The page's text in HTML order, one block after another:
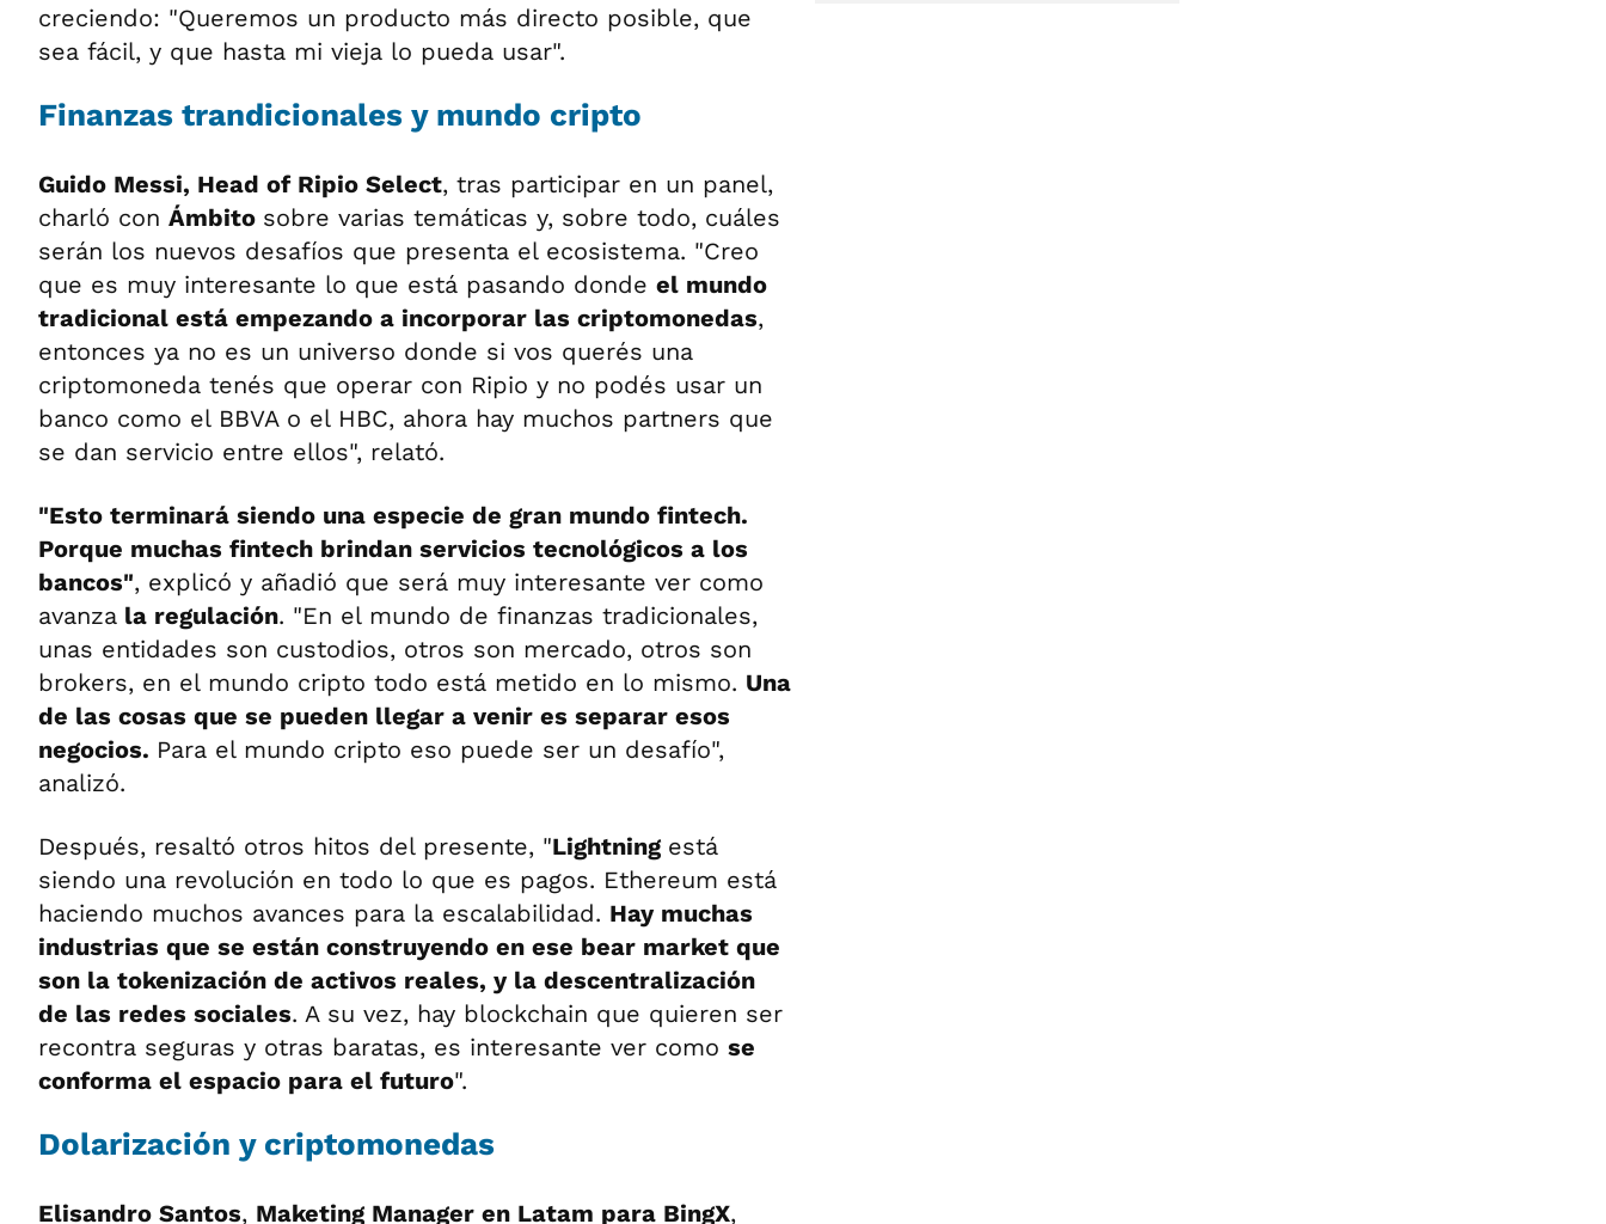
creciendo: "Queremos un producto más directo posible, que
sea fácil, y que hasta mi vieja lo pueda usar".
Finanzas trandicionales y mundo cripto
Guido Messi, Head of Ripio Select, tras participar en un panel,
charló con Ámbito sobre varias temáticas y, sobre todo, cuáles
serán los nuevos desafíos que presenta el ecosistema. "Creo
que es muy interesante lo que está pasando donde el mundo
tradicional está empezando a incorporar las criptomonedas,
entonces ya no es un universo donde si vos querés una
criptomoneda tenés que operar con Ripio y no podés usar un
banco como el BBVA o el HBC, ahora hay muchos partners que
se dan servicio entre ellos", relató.
"Esto terminará siendo una especie de gran mundo fintech.
Porque muchas fintech brindan servicios tecnológicos a los
bancos", explicó y añadió que será muy interesante ver como
avanza la regulación. "En el mundo de finanzas tradicionales,
unas entidades son custodios, otros son mercado, otros son
brokers, en el mundo cripto todo está metido en lo mismo. Una
de las cosas que se pueden llegar a venir es separar esos
negocios. Para el mundo cripto eso puede ser un desafío",
analizó.
Después, resaltó otros hitos del presente, "Lightning está
siendo una revolución en todo lo que es pagos. Ethereum está
haciendo muchos avances para la escalabilidad. Hay muchas
industrias que se están construyendo en ese bear market que
son la tokenización de activos reales, y la descentralización
de las redes sociales. A su vez, hay blockchain que quieren ser
recontra seguras y otras baratas, es interesante ver como se
conforma el espacio para el futuro".
Dolarización y criptomonedas
Elisandro Santos, Maketing Manager en Latam para BingX,